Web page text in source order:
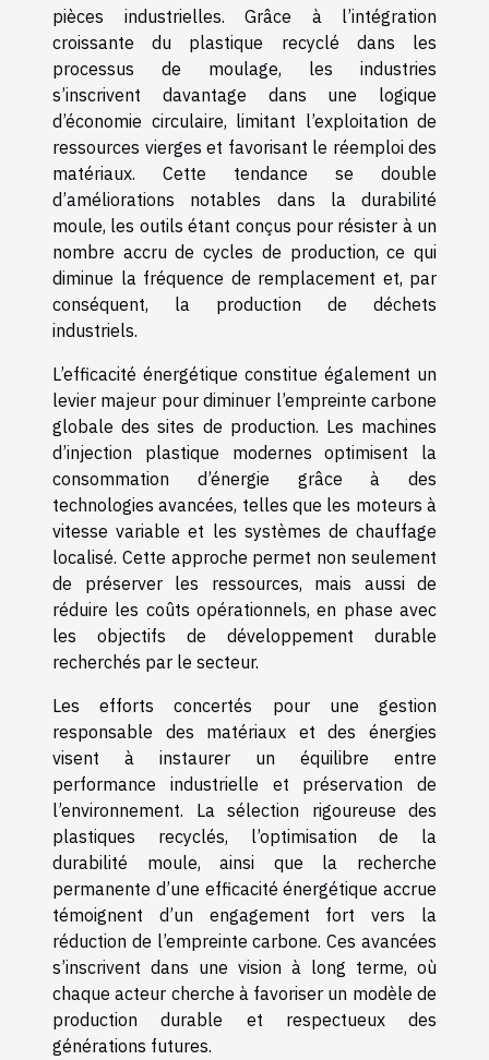
pièces industrielles. Grâce à l’intégration
croissante du plastique recyclé dans les
processus de moulage, les industries
s’inscrivent davantage dans une logique
d’économie circulaire, limitant l’exploitation de
ressources vierges et favorisant le réemploi des
matériaux. Cette tendance se double
d’améliorations notables dans la durabilité
moule, les outils étant conçus pour résister à un
nombre accru de cycles de production, ce qui
diminue la fréquence de remplacement et, par
conséquent, la production de déchets
industriels.
L’efficacité énergétique constitue également un
levier majeur pour diminuer l’empreinte carbone
globale des sites de production. Les machines
d’injection plastique modernes optimisent la
consommation d’énergie grâce à des
technologies avancées, telles que les moteurs à
vitesse variable et les systèmes de chauffage
localisé. Cette approche permet non seulement
de préserver les ressources, mais aussi de
réduire les coûts opérationnels, en phase avec
les objectifs de développement durable
recherchés par le secteur.
Les efforts concertés pour une gestion
responsable des matériaux et des énergies
visent à instaurer un équilibre entre
performance industrielle et préservation de
l’environnement. La sélection rigoureuse des
plastiques recyclés, l’optimisation de la
durabilité moule, ainsi que la recherche
permanente d’une efficacité énergétique accrue
témoignent d’un engagement fort vers la
réduction de l’empreinte carbone. Ces avancées
s’inscrivent dans une vision à long terme, où
chaque acteur cherche à favoriser un modèle de
production durable et respectueux des
générations futures.